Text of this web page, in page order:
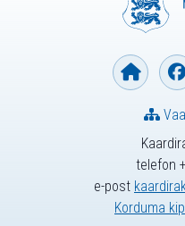
telefon
e-post
Korduma